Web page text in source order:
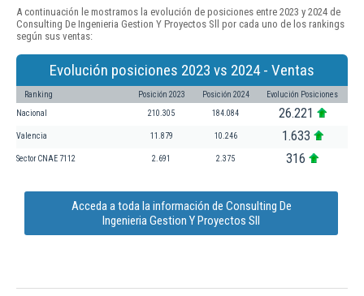
A continuación le mostramos la evolución de posiciones entre 2023 y 2024 de
Consulting De Ingenieria Gestion Y Proyectos Sll por cada uno de los rankings
según sus ventas:
Evolución posiciones 2023 vs 2024 - Ventas
Ranking Posición 2023 Posición 2024 Evolución Posiciones
Nacional 210.305 184.084 26.221
Valencia 11.879 10.246 1.633
Sector CNAE 7112 2.691 2.375 316
Acceda a toda la información de Consulting De
Ingenieria Gestion Y Proyectos Sll